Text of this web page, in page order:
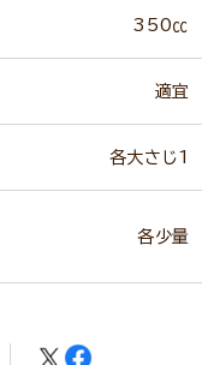
350㏄
適宜
各大さじ1
各少量